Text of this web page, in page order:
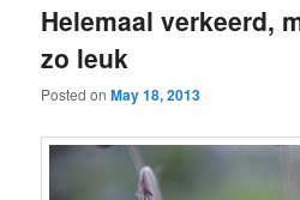
Helemaal verkeerd,
zo leuk
Posted onMay 18, 2013